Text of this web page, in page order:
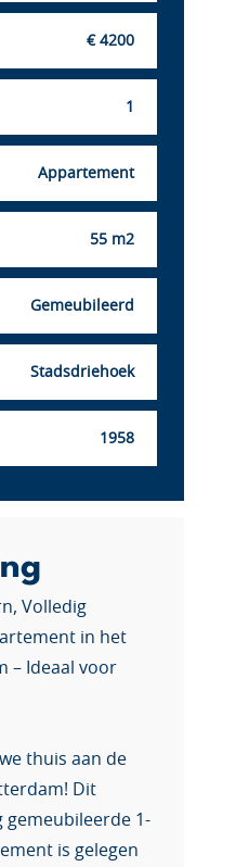
€ 4200
1
Appartement
55 m2
Gemeubileerd
Stadsdriehoek
1958
Volledig
in het
– Ideaal voor
thuis aan de
Dit
gemeubileerde 1-
is gelegen